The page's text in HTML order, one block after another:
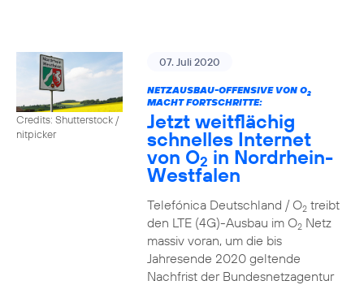
Credits: Shutterstock /
nitpicker
07. Juli 2020
NETZAUSBAU-OFFENSIVE VON O2
MACHT FORTSCHRITTE:
Jetzt weitflächig
schnelles Internet
von O2 in Nordrhein-
Westfalen
Telefónica Deutschland / O2treibt
den LTE (4G)-Ausbau im O2Netz
massiv voran, um die bis
Jahresende 2020 geltende
Nachfrist der Bundesnetzagentur